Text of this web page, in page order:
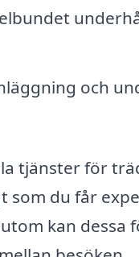
och
tjänster för
som du får
kan